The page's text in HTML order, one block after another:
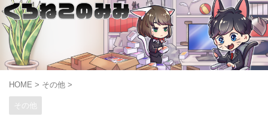
HOME > その他 >
その他